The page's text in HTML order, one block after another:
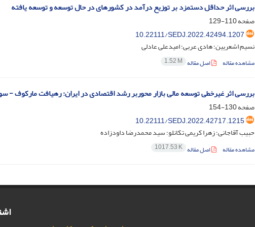
بررسی اثر حداقل دستمزد بر توزیع درآمد در کشورهای در حال توسعه و توسعه یافته
صفحه110-129
10.22111/SEDJ.2022.42494.1207
نسیم اشعریین؛ هادی عربی؛ امیدعلی عادلی
مشاهده مقاله اصل مقاله 1.52 M
بررسی اثر غیرخطی توسعه مالی بازار محوربر رشد اقتصادی در ایران: رهیافت مارکوف -
صفحه130-154
10.22111/SEDJ.2022.42717.1215
حبیب آقاجانی؛ زهرا کریمی تکانلو؛ سید محمدرضا داودزاده
مشاهده مقاله اصل مقاله 1017.53 K